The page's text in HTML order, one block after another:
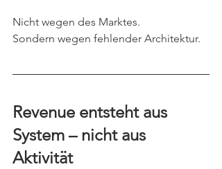
Nicht wegen des Marktes.
Sondern wegen fehlender Architektur.
Revenue entsteht aus
System – nicht aus
Aktivität